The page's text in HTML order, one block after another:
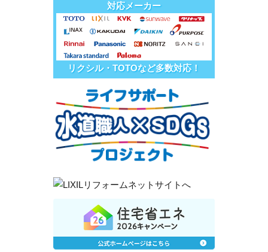
対応メーカー
リクシル・TOTOなど多数対応！